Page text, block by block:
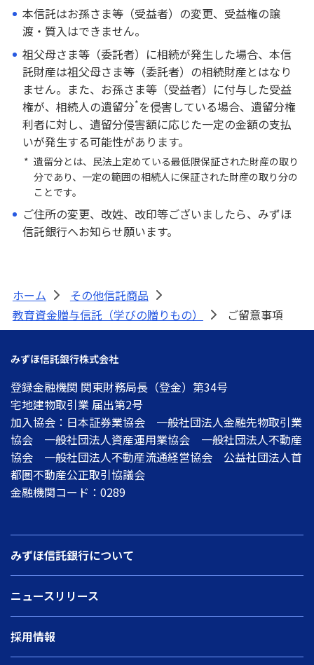
本信託はお孫さま等（受益者）の変更、受益権の譲
渡・質入はできません。
祖父母さま等（委託者）に相続が発生した場合、本信
託財産は祖父母さま等（委託者）の相続財産とはなり
ません。また、お孫さま等（受益者）に付与した受益
権が、相続人の遺留分*を侵害している場合、遺留分権
利者に対し、遺留分侵害額に応じた一定の金額の支払
いが発生する可能性があります。
* 遺留分とは、民法上定めている最低限保証された財産の取り
分であり、一定の範囲の相続人に保証された財産の取り分の
ことです。
ご住所の変更、改姓、改印等ございましたら、みずほ
信託銀行へお知らせ願います。
ホーム > その他信託商品
>
教育資金贈与信託（学びの贈りもの）
> ご留意事項
みずほ信託銀行株式会社
登録金融機関 関東財務局長（登金）第34号
宅地建物取引業 届出第2号
加入協会：日本証券業協会 一般社団法人金融先物取引業
協会 一般社団法人資産運用業協会 一般社団法人不動産
協会 一般社団法人不動産流通経営協会 公益社団法人首
都圏不動産公正取引協議会
金融機関コード：0289
みずほ信託銀行について
ニュースリリース
採用情報